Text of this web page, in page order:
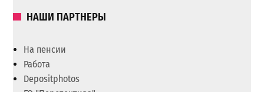
НАШИ ПАРТНЕРЫ
На пенсии
Работа
Depositphotos